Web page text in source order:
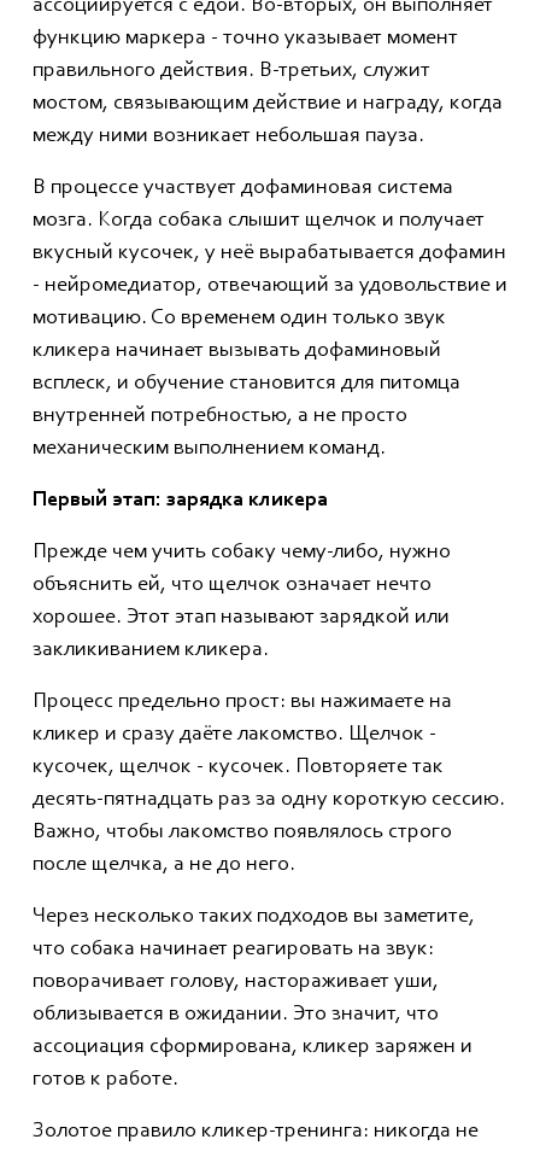
ассоциируется с едой. Во-вторых, он выполняет
функцию маркера - точно указывает момент
правильного действия. В-третьих, служит
мостом, связывающим действие и награду, когда
между ними возникает небольшая пауза.
В процессе участвует дофаминовая система
мозга. Когда собака слышит щелчок и получает
вкусный кусочек, у неё вырабатывается дофамин
- нейромедиатор, отвечающий за удовольствие и
мотивацию. Со временем один только звук
кликера начинает вызывать дофаминовый
всплеск, и обучение становится для питомца
внутренней потребностью, а не просто
механическим выполнением команд.
Первый этап: зарядка кликера
Прежде чем учить собаку чему-либо, нужно
объяснить ей, что щелчок означает нечто
хорошее. Этот этап называют зарядкой или
закликиванием кликера.
Процесс предельно прост: вы нажимаете на
кликер и сразу даёте лакомство. Щелчок -
кусочек, щелчок - кусочек. Повторяете так
десять-пятнадцать раз за одну короткую сессию.
Важно, чтобы лакомство появлялось строго
после щелчка, а не до него.
Через несколько таких подходов вы заметите,
что собака начинает реагировать на звук:
поворачивает голову, настораживает уши,
облизывается в ожидании. Это значит, что
ассоциация сформирована, кликер заряжен и
готов к работе.
Золотое правило кликер-тренинга: никогда не